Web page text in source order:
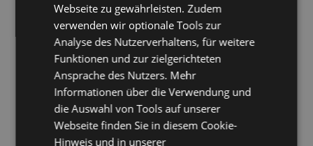
Kaufen
System
Referenzen ( 569 )
Releases
Download
Webseite zu gewährleisten. Zudem
verwenden wir optionale Tools zur
Analyse des Nutzerverhaltens, für weitere
Funktionen und zur zielgerichteten
Ansprache des Nutzers. Mehr
Informationen über die Verwendung und
die Auswahl von Tools auf unserer
Webseite finden Sie in diesem Cookie-
Hinweis und in unserer